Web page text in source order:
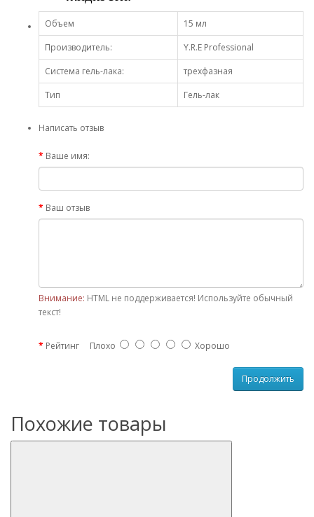
Объем
15 мл
Производитель:
Y.R.E Professional
Система гель-лака:
трехфазная
Тип
Гель-лак
Написать отзыв
Ваше имя:
Ваш отзыв
Внимание: HTML не поддерживается! Используйте обычный
текст!
Рейтинг Плохо Хорошо
Продолжить
Похожие товары